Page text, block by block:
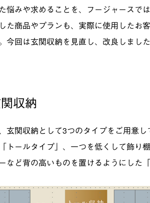
悩みや求めることを、フージャースで
た商品やプランも、実際に使用したお
今回は玄関収納を見直し、改良しました
収納
玄関収納として3つのタイプをご用意
トールタイプ」、一つを低くして飾り
など背の高いものを置けるようにした